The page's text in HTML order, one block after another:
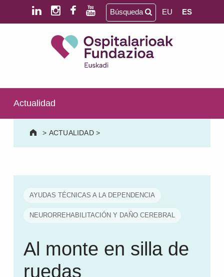
Saltar al contenido principal
Saltar al pie de página
SALUD MENTAL | DISCAPACIDAD INTELECTUAL | NEURORREHABILITACIÓN Y DAÑO CEREBRAL | PERSONA MAYOR
Búsqueda EU ES
Actualidad
> ACTUALIDAD>
AYUDAS TÉCNICAS A LA DEPENDENCIA
NEURORREHABILITACIÓN Y DAÑO CEREBRAL
Al monte en silla de
ruedas